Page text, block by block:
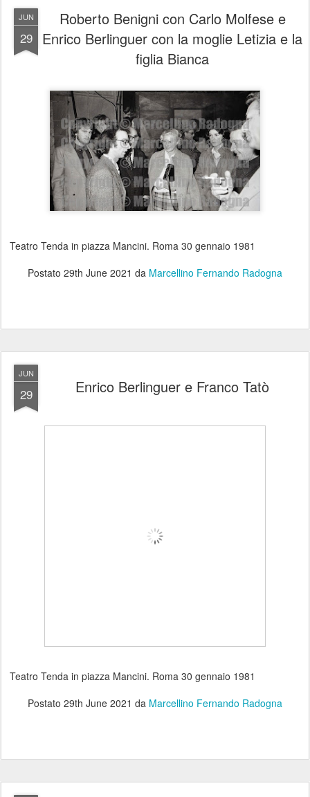
JUN
29
Roberto Benigni con Carlo Molfese e
Enrico Berlinguer con la moglie Letizia e la
figlia Bianca
Teatro Tenda in piazza Mancini. Roma 30 gennaio 1981
Postato 29th June 2021 da Marcellino Fernando Radogna
JUN
29 Enrico Berlinguer e Franco Tatò
Teatro Tenda in piazza Mancini. Roma 30 gennaio 1981
Postato 29th June 2021 da Marcellino Fernando Radogna